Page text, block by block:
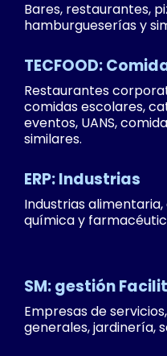
Bares, restaurantes,
hamburgueserías y
TECFOOD:
Restaurantes
comidas escolares,
eventos, UANS,
similares.
ERP: Industrias
Industrias
química y
SM: gestión
Empresas de
generales, jardinería,